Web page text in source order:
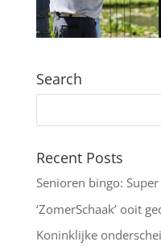
Search
Recent Posts
Senioren bingo: Super
‘ZomerSchaak’ ooit
Koninklijke